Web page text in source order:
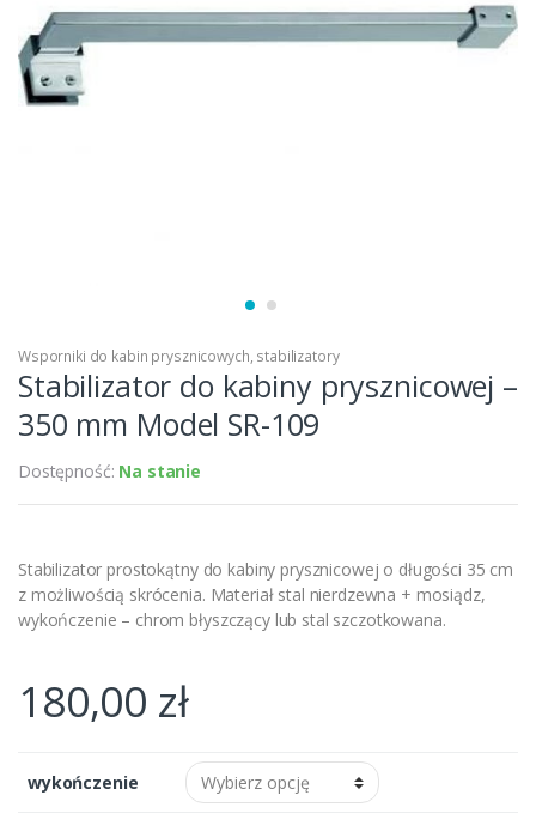
Wsporniki do kabin prysznicowych, stabilizatory
Stabilizator do kabiny prysznicowej –
350 mm Model SR-109
Dostępność: Na stanie
Stabilizator prostokątny do kabiny prysznicowej o długości 35 cm
z możliwością skrócenia. Materiał stal nierdzewna + mosiądz,
wykończenie – chrom błyszczący lub stal szczotkowana.
180,00 zł
wykończenie